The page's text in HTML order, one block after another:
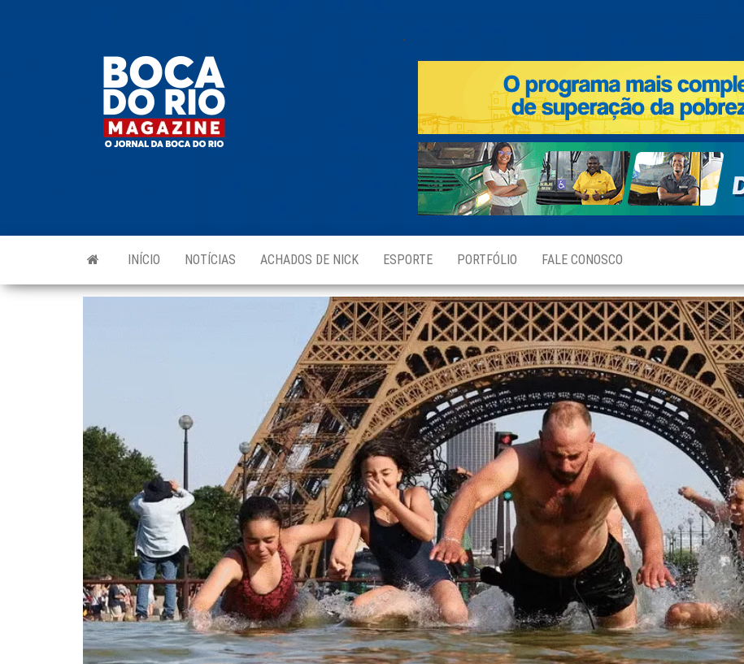
.
INÍCIO NOTÍCIAS ACHADOS DE NICK ESPORTE PORTFÓLIO FALE CONOSCO